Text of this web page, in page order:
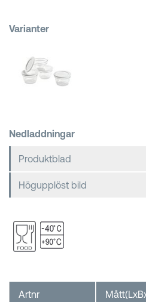
Varianter
Nedladdningar
Produktblad
Högupplöst bild
Artnr